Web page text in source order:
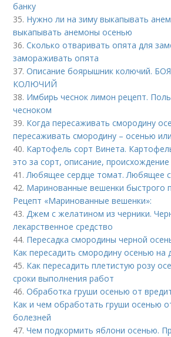
банку
35. Нужно ли на зиму выкапывать
выкапывать анемоны осенью
36.Сколько отваривать опята для
замораживать опята
37.Описание боярышник колючий.
КОЛЮЧИЙ
38. Имбирь чеснок лимон рецепт.
чесноком
39. Когда пересаживать смородину
пересаживать смородину – осенью
40. Картофель сорт Винета.
это за сорт, описание, происхождение
41.Любящее сердце томат. Любящее
42. Маринованные вешенки быстрого
Рецепт «Маринованные вешенки»:
43.Джем с желатином из черники.
лекарственное средство
44. Пересадка смородины черной
Как пересадить смородину осенью на
45. Как пересадить плетистую розу
сроки выполнения работ
46.Обработка груши осенью от
Как и чем обработать груши осенью
болезней
47.Чем подкормить яблони осенью.